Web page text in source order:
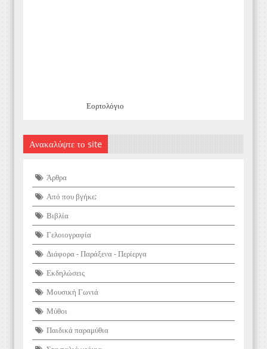
Εορτολόγιο
Ανακαλύψτε το site
Άρθρα
Από που βγήκε;
Βιβλία
Γελοιογραφία
Διάφορα - Παράξενα - Περίεργα
Εκδηλώσεις
Μουσική Γωνιά
Μύθοι
Παιδικά παραμύθια